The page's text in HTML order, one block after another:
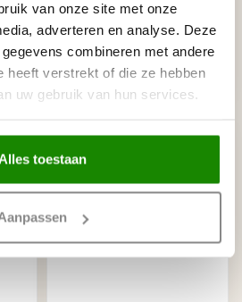
van onze site met onze
adverteren en analyse. Deze
combineren met andere
heeft verstrekt of die ze hebben
uw gebruik van hun services.
Alles toestaan
VX100 (95 x 100 mm),
lengte 2 m
€9,88 €8,90
Stukprijs: €4,45 / Meter
Niet op voorraad